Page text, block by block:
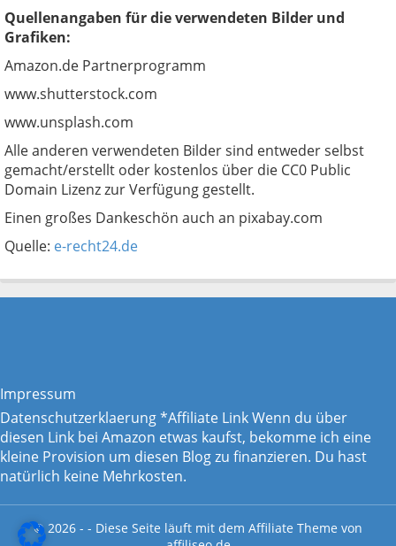
Quellenangaben für die verwendeten Bilder und
Grafiken:
Amazon.de Partnerprogramm
www.shutterstock.com
www.unsplash.com
Alle anderen verwendeten Bilder sind entweder selbst
gemacht/erstellt oder kostenlos über die CC0 Public
Domain Lizenz zur Verfügung gestellt.
Einen großes Dankeschön auch an pixabay.com
Quelle: e-recht24.de
Impressum
Datenschutzerklaerung*Affiliate Link Wenn du über
diesen Link bei Amazon etwas kaufst, bekomme ich eine
kleine Provision um diesen Blog zu finanzieren. Du hast
natürlich keine Mehrkosten.
© 2026 - - Diese Seite läuft mit dem Affiliate Theme von